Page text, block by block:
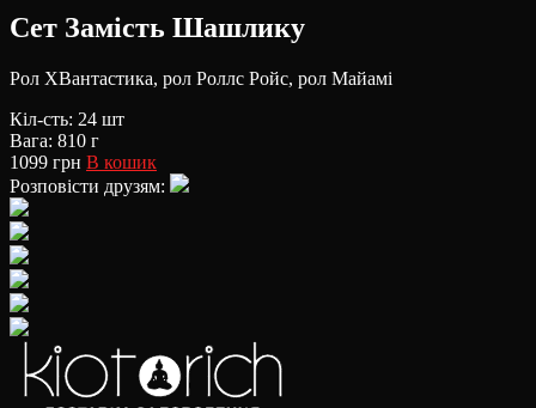
Сет Замість Шашлику
Рол ХВантастика, рол Роллс Ройс, рол Майамі
Кіл-сть: 24 шт
Вага: 810 г
1099 грн В кошик
Розповісти друзям: